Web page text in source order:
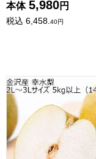
本体 5,980円
税込 6,458.40円
石川県金沢産 幸水